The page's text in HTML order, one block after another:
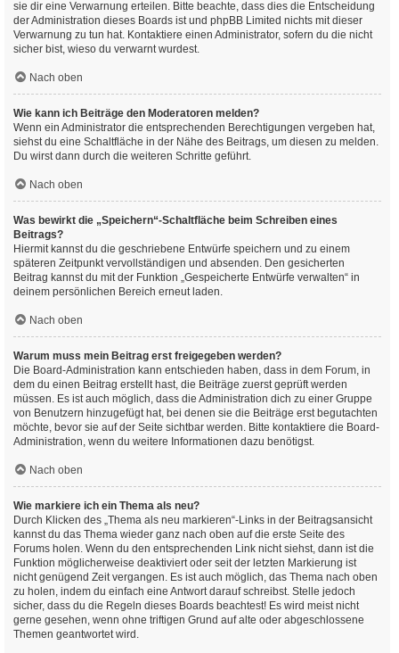
sie dir eine Verwarnung erteilen. Bitte beachte, dass dies die Entscheidung
der Administration dieses Boards ist und phpBB Limited nichts mit dieser
Verwarnung zu tun hat. Kontaktiere einen Administrator, sofern du die nicht
sicher bist, wieso du verwarnt wurdest.
Nach oben
Wie kann ich Beiträge den Moderatoren melden?
Wenn ein Administrator die entsprechenden Berechtigungen vergeben hat,
siehst du eine Schaltfläche in der Nähe des Beitrags, um diesen zu melden.
Du wirst dann durch die weiteren Schritte geführt.
Nach oben
Was bewirkt die „Speichern“-Schaltfläche beim Schreiben eines
Beitrags?
Hiermit kannst du die geschriebene Entwürfe speichern und zu einem
späteren Zeitpunkt vervollständigen und absenden. Den gesicherten
Beitrag kannst du mit der Funktion „Gespeicherte Entwürfe verwalten“ in
deinem persönlichen Bereich erneut laden.
Nach oben
Warum muss mein Beitrag erst freigegeben werden?
Die Board-Administration kann entschieden haben, dass in dem Forum, in
dem du einen Beitrag erstellt hast, die Beiträge zuerst geprüft werden
müssen. Es ist auch möglich, dass die Administration dich zu einer Gruppe
von Benutzern hinzugefügt hat, bei denen sie die Beiträge erst begutachten
möchte, bevor sie auf der Seite sichtbar werden. Bitte kontaktiere die Board-
Administration, wenn du weitere Informationen dazu benötigst.
Nach oben
Wie markiere ich ein Thema als neu?
Durch Klicken des „Thema als neu markieren“-Links in der Beitragsansicht
kannst du das Thema wieder ganz nach oben auf die erste Seite des
Forums holen. Wenn du den entsprechenden Link nicht siehst, dann ist die
Funktion möglicherweise deaktiviert oder seit der letzten Markierung ist
nicht genügend Zeit vergangen. Es ist auch möglich, das Thema nach oben
zu holen, indem du einfach eine Antwort darauf schreibst. Stelle jedoch
sicher, dass du die Regeln dieses Boards beachtest! Es wird meist nicht
gerne gesehen, wenn ohne triftigen Grund auf alte oder abgeschlossene
Themen geantwortet wird.